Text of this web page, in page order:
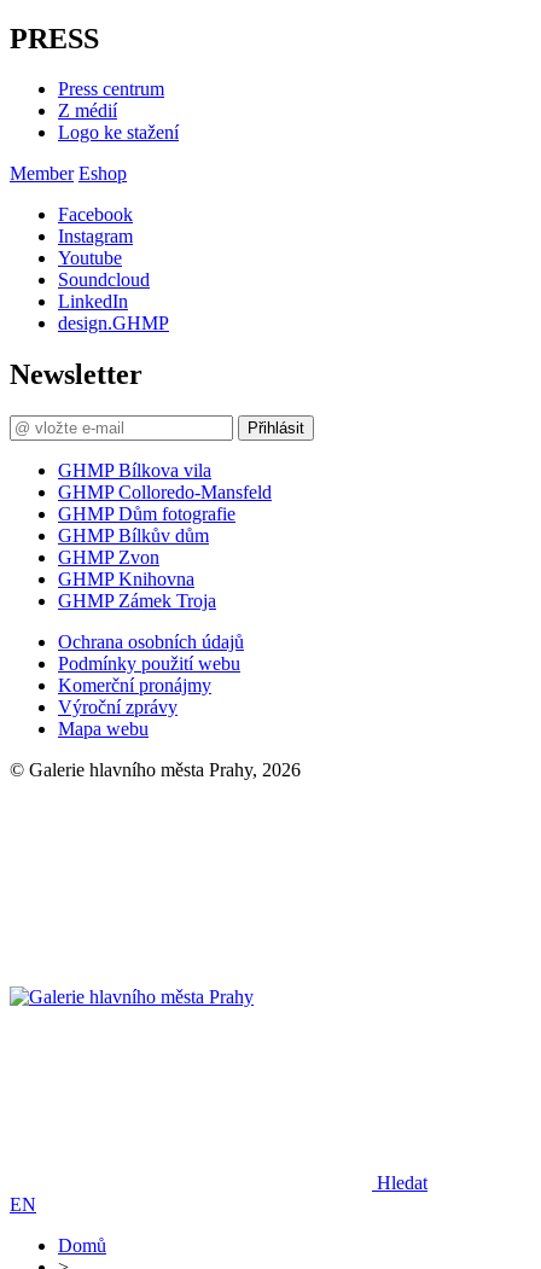
PRESS
Press centrum
Z médií
Logo ke stažení
Member Eshop
Facebook
Instagram
Youtube
Soundcloud
LinkedIn
design.GHMP
Newsletter
Přihlásit
GHMP Bílkova vila
GHMP Colloredo-Mansfeld
GHMP Dům fotografie
GHMP Bílkův dům
GHMP Zvon
GHMP Knihovna
GHMP Zámek Troja
Ochrana osobních údajů
Podmínky použití webu
Komerční pronájmy
Výroční zprávy
Mapa webu
© Galerie hlavního města Prahy, 2026
Hledat
EN
Domů